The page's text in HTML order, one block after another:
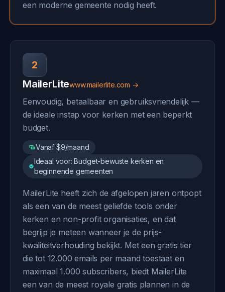
een moderne gemeente nodig heeft.
2
MailerLitewww.mailerlite.com →
Eenvoudig, betaalbaar en gebruiksvriendelijk —
de ideale instap voor kerken met een beperkt
budget.
Vanaf $9/maand
Ideaal voor: Budget-bewuste kerken en
beginnende gemeenten
MailerLite heeft zich de afgelopen jaren ontpopt
als een van de meest geliefde tools onder
kerken en non-profit organisaties, en dat
begrijp je meteen wanneer je de prijs-
kwaliteitverhouding bekijkt. Met een gratis tier
die tot 12.000 emails per maand toestaat en
maximaal 1.000 subscribers, biedt MailerLite
een van de meest royale gratis plannen in de